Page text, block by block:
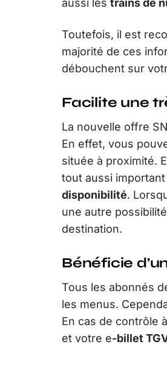
Toutefois, il est
majorité de ces
débouchent sur
Facilite une
La nouvelle offre
En effet, vous
située à proximité.
tout aussi
disponibilité.
une autre
destination.
Bénéficie
Tous les abonnés
les menus.
En cas de contrôle
et votre e-billet